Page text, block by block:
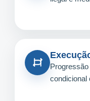
condicional